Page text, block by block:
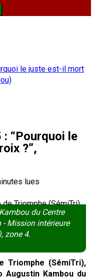
le juste est-il mort
“Pourquoi le
?”,
lues
du Centre
- Mission intérieure
zone 4.
Triomphe (SémiTri),
Kambou du